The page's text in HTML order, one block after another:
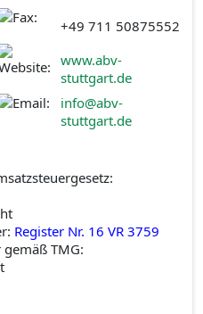
+49 711 50875552
www.abv-
stuttgart.de
info@abv-
stuttgart.de
Register Nr. 16 VR 3759
TMG: